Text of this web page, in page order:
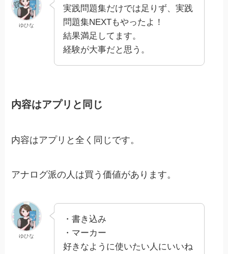
ゆひな
実践問題集だけでは足りず、実践
問題集NEXTもやったよ！
結果満足してます。
経験が大事だと思う。
内容はアプリと同じ
内容はアプリと全く同じです。
アナログ派の人は買う価値があります。
ゆひな
・書き込み
・マーカー
好きなように使いたい人にいいね